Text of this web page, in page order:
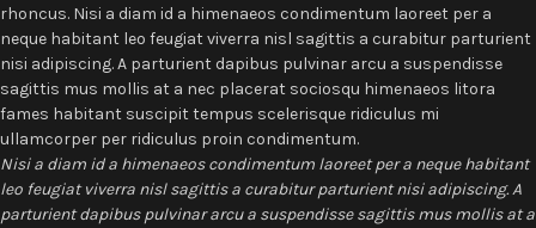
rhoncus. Nisi a diam id a himenaeos condimentum laoreet per a
neque habitant leo feugiat viverra nisl sagittis a curabitur parturient
nisi adipiscing. A parturient dapibus pulvinar arcu a suspendisse
sagittis mus mollis at a nec placerat sociosqu himenaeos litora
fames habitant suscipit tempus scelerisque ridiculus mi
ullamcorper per ridiculus proin condimentum.
Nisi a diam id a himenaeos condimentum laoreet per a neque habitant
leo feugiat viverra nisl sagittis a curabitur parturient nisi adipiscing. A
parturient dapibus pulvinar arcu a suspendisse sagittis mus mollis at a